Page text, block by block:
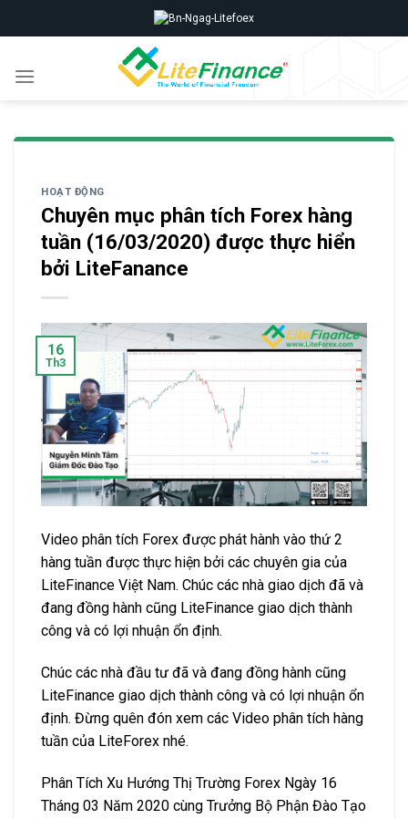
to
HOẠT ĐỘNG
Chuyên mục phân tích Forex hàng
tuần (16/03/2020) được thực hiển
bởi LiteFanance
16
Th3
Video phân tích Forex được phát hành vào thứ 2
hàng tuần được thực hiện bởi các chuyên gia của
LiteFinance Việt Nam. Chúc các nhà giao dịch đã và
đang đồng hành cũng LiteFinance giao dịch thành
công và có lợi nhuận ổn định.
Chúc các nhà đầu tư đã và đang đồng hành cũng
LiteFinance giao dịch thành công và có lợi nhuận ổn
định. Đừng quên đón xem các Video phân tích hàng
tuần của LiteForex nhé.
Phân Tích Xu Hướng Thị Trường Forex Ngày 16
Tháng 03 Năm 2020 cùng Trưởng Bộ Phận Đào Tạo